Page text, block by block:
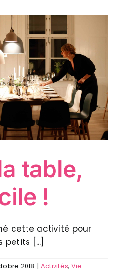
table,
!
cette activité pour
petits [...]
2018 | Activités, Vie